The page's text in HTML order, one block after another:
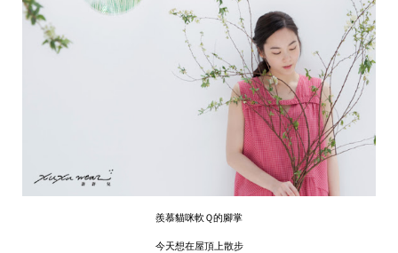
羨慕貓咪軟Ｑ的腳掌
今天想在屋頂上散步